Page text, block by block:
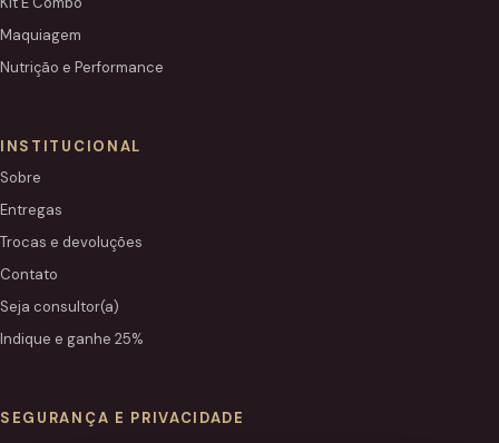
Maquiagem
Nutrição e Performance
INSTITUCIONAL
Sobre
Entregas
Trocas e devoluções
Contato
Seja consultor(a)
Indique e ganhe 25%
SEGURANÇA E PRIVACIDADE